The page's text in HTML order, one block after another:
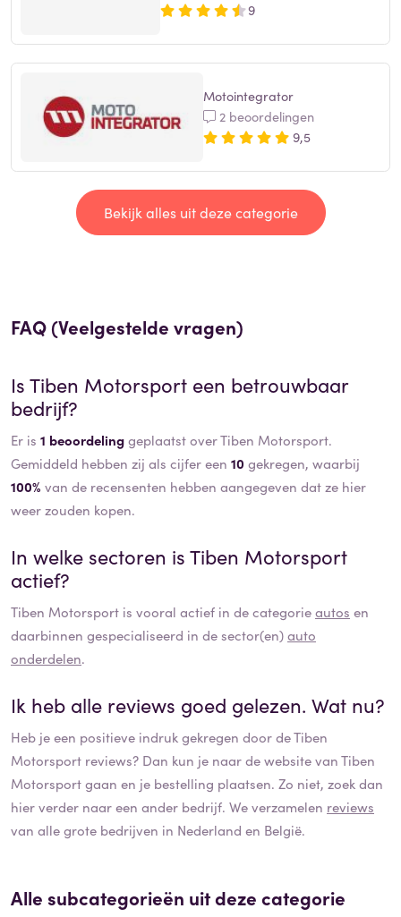
9
Motointegrator
2 beoordelingen
9,5
Bekijk alles uit deze categorie
FAQ (Veelgestelde vragen)
IsTiben Motorsport een betrouwbaar
bedrijf?
Er is 1 beoordelinggeplaatst over Tiben Motorsport.
Gemiddeld hebben zij als cijfer een 10 gekregen, waarbij
100% van de recensenten hebben aangegeven dat ze hier
weer zouden kopen.
In welke sectoren isTiben Motorsport
actief?
Tiben Motorsport is vooral actief in de categorieautos en
daarbinnen gespecialiseerd in de sector(en)auto
onderdelen.
Ik heb alle reviews goed gelezen. Wat nu?
Heb je een positieve indruk gekregen door deTiben
Motorsport reviews? Dan kun je naar de website vanTiben
Motorsportgaan en je bestelling plaatsen. Zo niet, zoek dan
hier verder naar een ander bedrijf. We verzamelen reviews
van alle grote bedrijven in Nederland en België.
Alle subcategorieën uit deze categorie